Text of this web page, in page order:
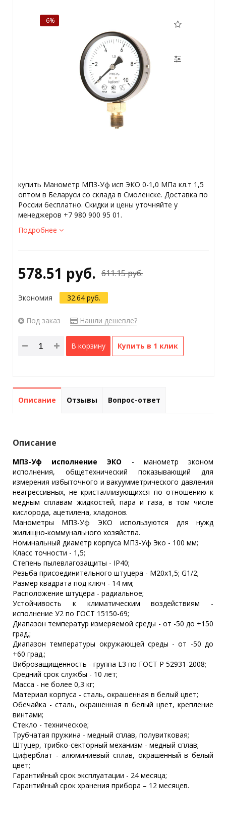
-6%
купить Манометр МП3-Уф исп ЭКО 0-1,0 МПа кл.т 1,5
оптом в Беларуси со склада в Смоленске. Доставка по
России бесплатно. Скидки и цены уточняйте у
менеджеров +7 980 900 95 01.
Подробнее
578.51 руб. 611.15 руб.
Экономия 32.64 руб.
Под заказ Нашли дешевле?
В корзину Купить в 1 клик
Описание Отзывы Вопрос-ответ
Описание
МП3-Уф исполнение ЭКО - манометр эконом
исполнения, общетехнический показывающий для
измерения избыточного и вакуумметрического давления
неагрессивных, не кристаллизующихся по отношению к
медным сплавам жидкостей, пара и газа, в том числе
кислорода, ацетилена, хладонов.
Манометры МП3-Уф ЭКО используются для нужд
жилищно-коммунального хозяйства.
Номинальный диаметр корпуса МП3-Уф Эко - 100 мм;
Класс точности - 1,5;
Степень пылевлагозащиты - IP40;
Резьба присоединительного штуцера - М20х1,5; G1/2;
Размер квадрата под ключ - 14 мм;
Расположение штуцера - радиальное;
Устойчивость к климатическим воздействиям -
исполнение У2 по ГОСТ 15150-69;
Диапазон температур измеряемой среды - от -50 до +150
град.;
Диапазон температуры окружающей среды - от -50 до
+60 град.;
Виброзащищенность - группа L3 по ГОСТ Р 52931-2008;
Средний срок службы - 10 лет;
Масса - не более 0,3 кг;
Материал корпуса - сталь, окрашенная в белый цвет;
Обечайка - сталь, окрашенная в белый цвет, крепление
винтами;
Стекло - техническое;
Трубчатая пружина - медный сплав, полувитковая;
Штуцер, трибко-секторный механизм - медный сплав;
Циферблат - алюминиевый сплав, окрашенный в белый
цвет;
Гарантийный срок эксплуатации - 24 месяца;
Гарантийный срок хранения прибора – 12 месяцев.